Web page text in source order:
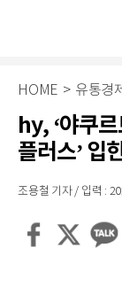
HOME > 유통경제
hy, ‘야쿠
플러스’ 입
조용철 기자 / 입력 :